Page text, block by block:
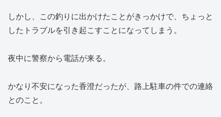
しかし、この釣りに出かけたことがきっかけで、ちょっと
したトラブルを引き起こすことになってしまう。
夜中に警察から電話が来る。
かなり不安になった香澄だったが、路上駐車の件での連絡
とのこと。